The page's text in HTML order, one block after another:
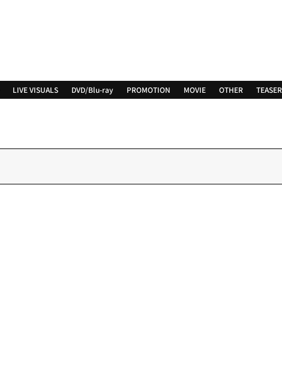
LIVE VISUALS DVD/Blu-ray PROMOTION MOVIE OTHER
TEASER